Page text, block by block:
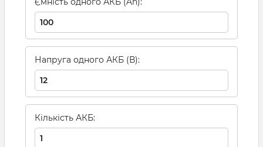
Напруга одного АКБ (В):
Кількість АКБ: